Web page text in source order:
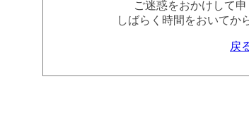
ご迷惑をおかけして申
しばらく時間をおいてか
戻